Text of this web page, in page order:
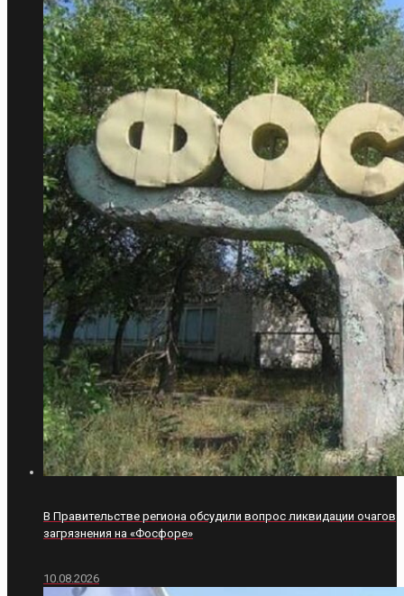
В Правительстве региона обсудили вопрос ликвидации очагов
загрязнения на «Фосфоре»
10.08.2026